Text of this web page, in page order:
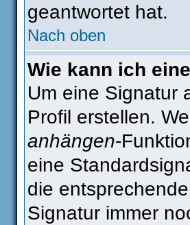
geantwortet hat.
Nach oben
Wie kann ich
Um eine Signatur
Profil erstellen.
anhängen-
eine
die
Signatur immer